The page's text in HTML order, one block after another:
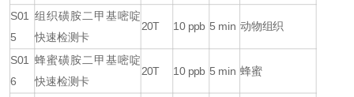
S01
5
组织磺胺二甲基嘧啶
快速检测卡
20T 10 ppb 5 min 动物组织
S01
6
蜂蜜磺胺二甲基嘧啶
快速检测卡
20T 10 ppb 5 min 蜂蜜